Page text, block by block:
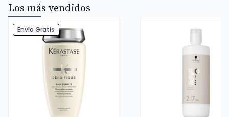
Los más vendidos
Envío Gratis